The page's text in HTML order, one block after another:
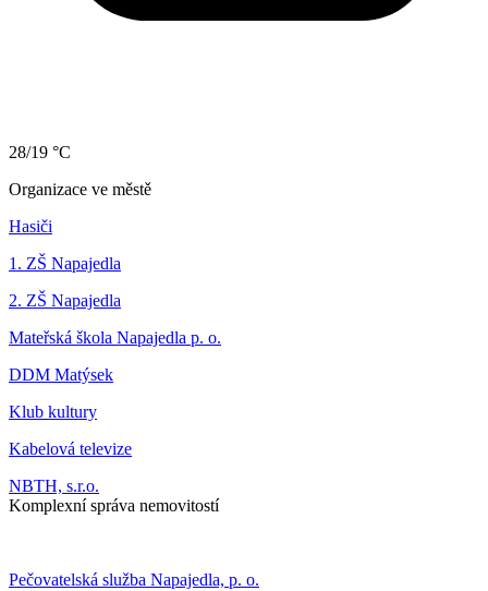
28/19 °C
Organizace ve městě
Hasiči
1. ZŠ Napajedla
2. ZŠ Napajedla
Mateřská škola Napajedla p. o.
DDM Matýsek
Klub kultury
Kabelová televize
NBTH, s.r.o.
Komplexní správa nemovitostí
Pečovatelská služba Napajedla, p. o.